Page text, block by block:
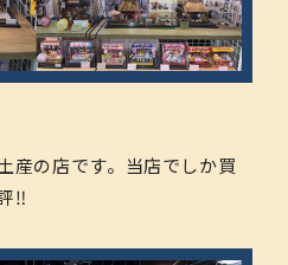
産の店です。当店でしか買
‼